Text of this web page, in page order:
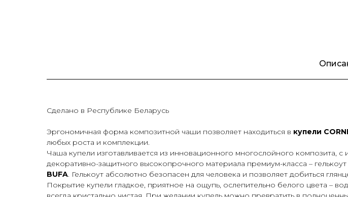
Сделано в Республике Беларусь
Эргономичная форма композитной чаши позволяет находиться в купели
любых роста и комплекции.
Чаша купели изготавливается из инновационного многослойного композита, с
декоративно-защитного высокопрочного материала премиум-класса –
BUFA. Гелькоут абсолютно безопасен для человека и позволяет добиться
Покрытие купели гладкое, приятное на ощупь, ослепительно белого цвета –